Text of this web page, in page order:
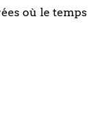
où le temps